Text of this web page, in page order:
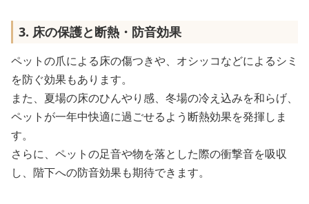
3. 床の保護と断熱・防音効果
ペットの爪による床の傷つきや、オシッコなどによるシミ
を防ぐ効果もあります。
また、夏場の床のひんやり感、冬場の冷え込みを和らげ、
ペットが一年中快適に過ごせるよう断熱効果を発揮しま
す。
さらに、ペットの足音や物を落とした際の衝撃音を吸収
し、階下への防音効果も期待できます。